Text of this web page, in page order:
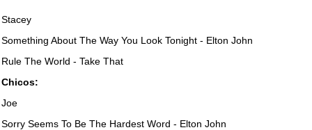
Stacey
Something About The Way You Look Tonight - Elton John
Rule The World - Take That
Chicos:
Joe
Sorry Seems To Be The Hardest Word - Elton John